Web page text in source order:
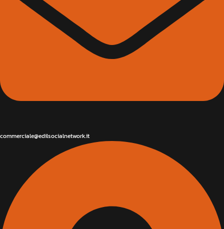
commerciale@edilsocialnetwork.it